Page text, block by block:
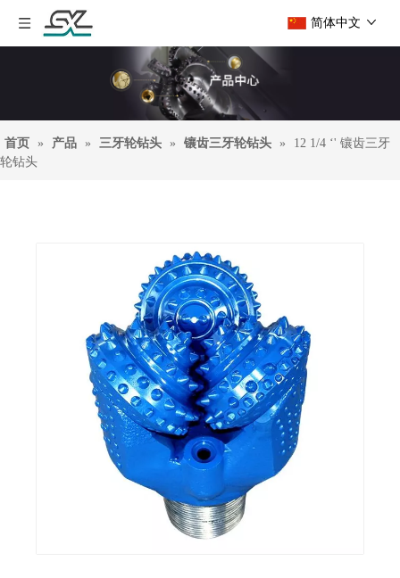
简体中文
首页 » 产品 » 三牙轮钻头 » 镶齿三牙轮钻头 »
12 1/4 ‘' 镶齿三牙
轮钻头